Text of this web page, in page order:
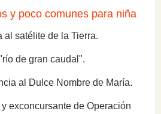
y poco comunes para niña
al satélite de la Tierra.
de gran caudal".
al Dulce Nombre de María.
exconcursante de Operación